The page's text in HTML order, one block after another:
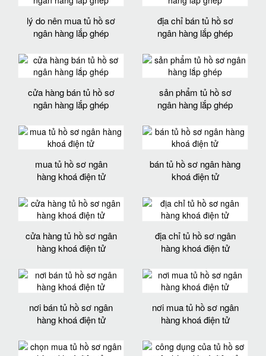
lý do nên mua tủ hồ sơ
ngân hàng lắp ghép
địa chỉ bán tủ hồ sơ
ngân hàng lắp ghép
cửa hàng bán tủ hồ sơ
ngân hàng lắp ghép
sản phẩm tủ hồ sơ
ngân hàng lắp ghép
mua tủ hồ sơ ngân
hàng khoá điện tử
bán tủ hồ sơ ngân hàng
khoá điện tử
cửa hàng tủ hồ sơ ngân
hàng khoá điện tử
địa chỉ tủ hồ sơ ngân
hàng khoá điện tử
nơi bán tủ hồ sơ ngân
hàng khoá điện tử
nơi mua tủ hồ sơ ngân
hàng khoá điện tử